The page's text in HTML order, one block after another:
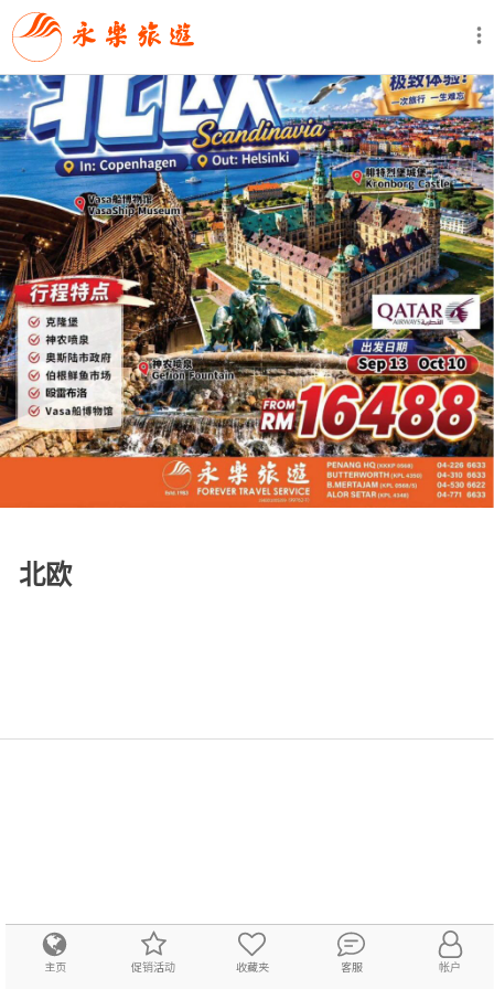
主页 促销活动 收藏夹 客服 帐户
北欧